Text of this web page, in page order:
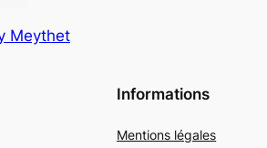
Meythet
Informations
Mentions légales